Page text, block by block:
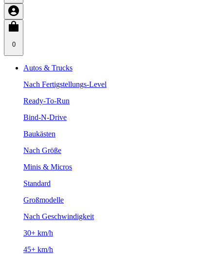
0
Autos & Trucks
Nach Fertigstellungs-Level
Ready-To-Run
Bind-N-Drive
Baukästen
Nach Größe
Minis & Micros
Standard
Großmodelle
Nach Geschwindigkeit
30+ km/h
45+ km/h